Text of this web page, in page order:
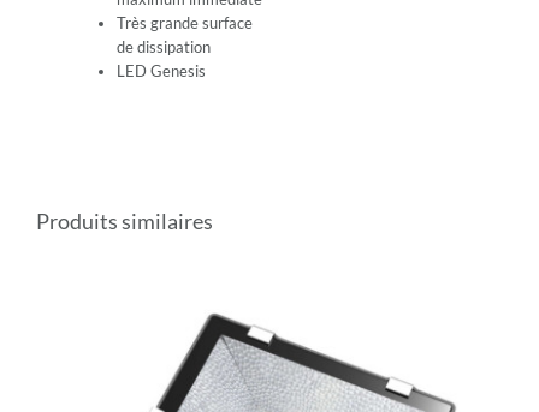
Très grande surface
de dissipation
LED Genesis
Produits similaires